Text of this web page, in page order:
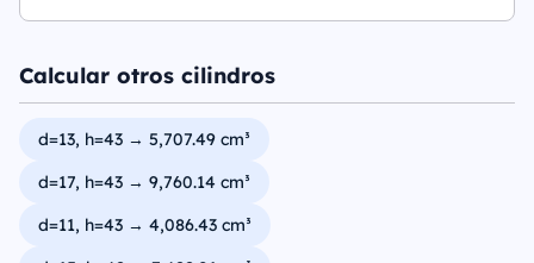
Calcular otros cilindros
d=13, h=43 → 5,707.49 cm³
d=17, h=43 → 9,760.14 cm³
d=11, h=43 → 4,086.43 cm³